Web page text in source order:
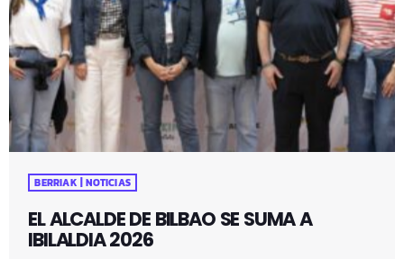
BERRIAK | NOTICIAS
EL ALCALDE DE BILBAO SE SUMA A
IBILALDIA 2026